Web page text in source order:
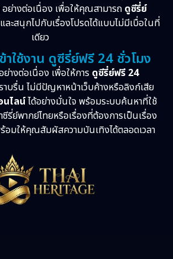
ย่างต่อเนื่อง เพื่อให้คุณสามารถ ดูซีรี่ย์
ะสนุกไปกับเรื่องโปรดได้แบบไม่มีเบื่อในที่
เดียว
าใช้งาน ดูซีรี่ย์ฟรี 24 ชั่วโมง
างต่อเนื่อง เพื่อให้การ ดูซีรี่ย์ฟรี 24
บรื่น ไม่มีปัญหาหน้าเว็บค้างหรือลิงก์เสีย
นไลน์ได้อย่างมั่นใจ พร้อมระบบค้นหาที่ใช้
ซีรี่ย์พากย์ไทยหรือเรื่องที่ต้องการเป็นเรื่อง
อมให้คุณสัมผัสความบันเทิงได้ตลอดเวลา